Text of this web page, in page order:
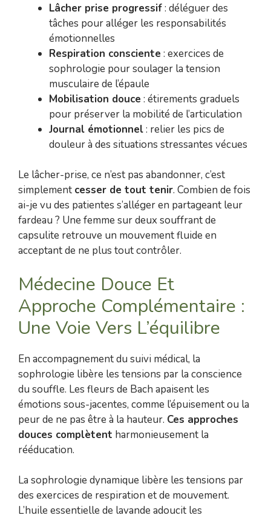
Lâcher prise progressif: déléguer des
tâches pour alléger les responsabilités
émotionnelles
Respiration consciente : exercices de
sophrologie pour soulager la tension
musculaire de l’épaule
Mobilisation douce : étirements graduels
pour préserver la mobilité de l’articulation
Journal émotionnel: relier les pics de
douleur à des situations stressantes vécues
Le lâcher-prise, ce n’est pas abandonner, c’est
simplement cesser de tout tenir. Combien de fois
ai-je vu des patientes s’alléger en partageant leur
fardeau ? Une femme sur deux souffrant de
capsulite retrouve un mouvement fluide en
acceptant de ne plus tout contrôler.
Médecine Douce Et
Approche Complémentaire :
Une Voie Vers L’équilibre
En accompagnement du suivi médical, la
sophrologie libère les tensions par la conscience
du souffle. Les fleurs de Bach apaisent les
émotions sous-jacentes, comme l’épuisement ou la
peur de ne pas être à la hauteur. Ces approches
douces complètent harmonieusement la
rééducation.
La sophrologie dynamique libère les tensions par
des exercices de respiration et de mouvement.
L’huile essentielle de lavande adoucit les